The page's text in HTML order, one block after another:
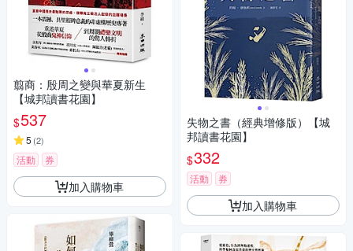
翦商：殷周之變與華夏新生
【城邦讀書花園】
$537
5 (2)
活動 券
加入購物車
失物之書（經典增修版）【城
邦讀書花園】
$332
活動 券
加入購物車